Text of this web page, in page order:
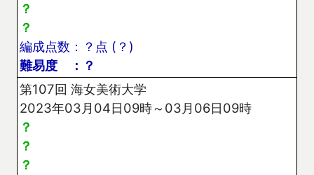
？
？
編成点数：？点 (？)
難易度 ：？
第107回 海女美術大学
2023年03月04日09時～03月06日09時
？
？
？